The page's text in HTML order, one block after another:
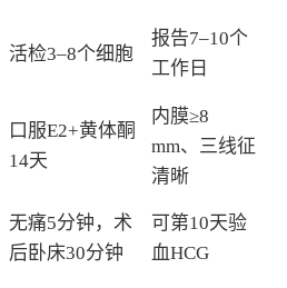
活检3–8个细胞
报告7–10个
工作日
口服E2+黄体酮
14天
内膜≥8
mm、三线征
清晰
无痛5分钟，术
后卧床30分钟
可第10天验
血HCG